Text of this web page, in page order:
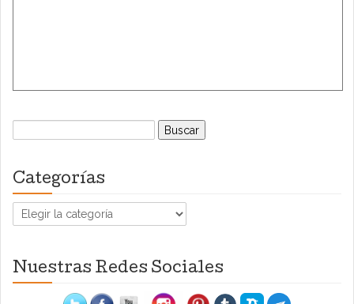
Buscar:
Categorías
Categorías
Nuestras Redes Sociales